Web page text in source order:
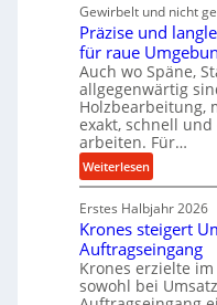
b
e
i
m
D
r
ü
c
k
p
r
o
z
e
u
g
e
l
g
e
w
i
n
e
t
r
i
Gewirbelt und nicht
Präzise und
für raue
Auch wo Späne,
allgegenwärtig
Holzbearbeitung,
exakt, schnell
arbeiten. Für…
Weiterlesen:
P
r
ä
z
i
s
Erstes Halbjahr 2026
Krones steigert
Auftragseingang
Krones erzielte
sowohl bei